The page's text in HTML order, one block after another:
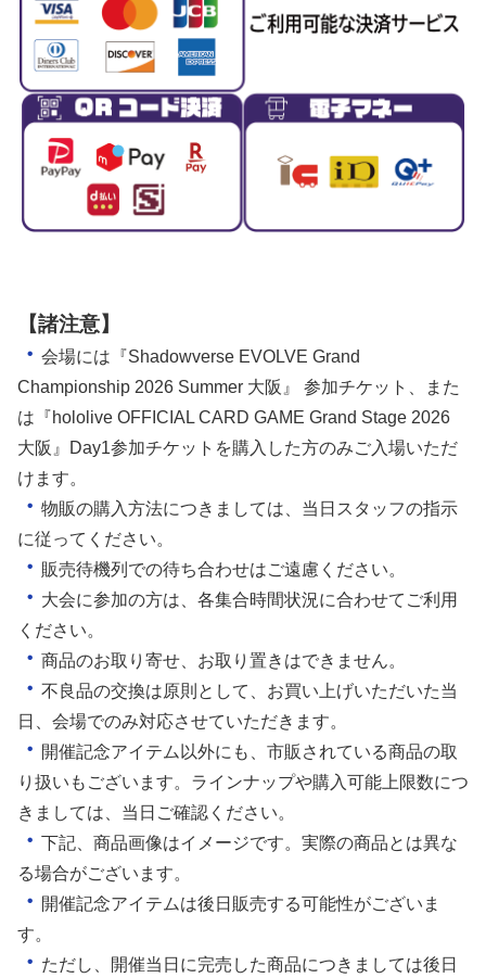
【諸注意】
・ 会場には『Shadowverse EVOLVE Grand
Championship 2026 Summer 大阪』 参加チケット、また
は『hololive OFFICIAL CARD GAME Grand Stage 2026
大阪』Day1参加チケットを購入した方のみご入場いただ
けます。
・ 物販の購入方法につきましては、当日スタッフの指示
に従ってください。
・ 販売待機列での待ち合わせはご遠慮ください。
・ 大会に参加の方は、各集合時間状況に合わせてご利用
ください。
・ 商品のお取り寄せ、お取り置きはできません。
・ 不良品の交換は原則として、お買い上げいただいた当
日、会場でのみ対応させていただきます。
・ 開催記念アイテム以外にも、市販されている商品の取
り扱いもございます。ラインナップや購入可能上限数につ
きましては、当日ご確認ください。
・ 下記、商品画像はイメージです。実際の商品とは異な
る場合がございます。
・ 開催記念アイテムは後日販売する可能性がございま
す。
・ ただし、開催当日に完売した商品につきましては後日